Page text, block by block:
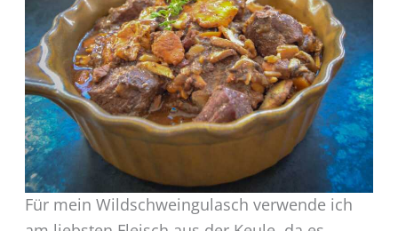
Für mein Wildschweingulasch verwende ich